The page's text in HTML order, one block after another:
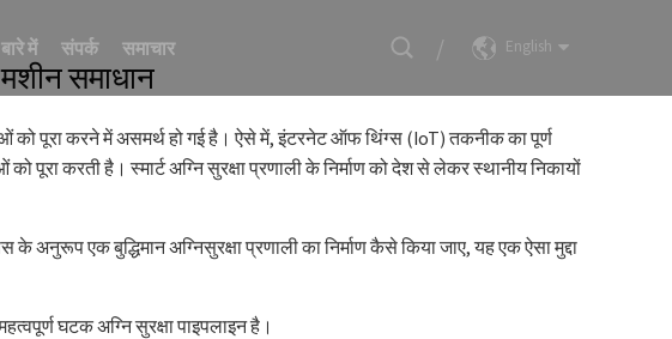
में संपर्क समाचार / English
लेजर ट्यूब कटिंग मशीन समाधान
समाधान
को पूरा करने में असमर्थ हो गई है। ऐसे में, इंटरनेट ऑफ थिंग्स (IoT) तकनीक का पूर्ण
करती है। स्मार्ट अग्नि सुरक्षा प्रणाली के निर्माण को देश से लेकर स्थानीय निकायों
के अनुरूप एक बुद्धिमान अग्निसुरक्षा प्रणाली का निर्माण कैसे किया जाए, यह एक ऐसा मुद्दा
घटक अग्नि सुरक्षा पाइपलाइन है।